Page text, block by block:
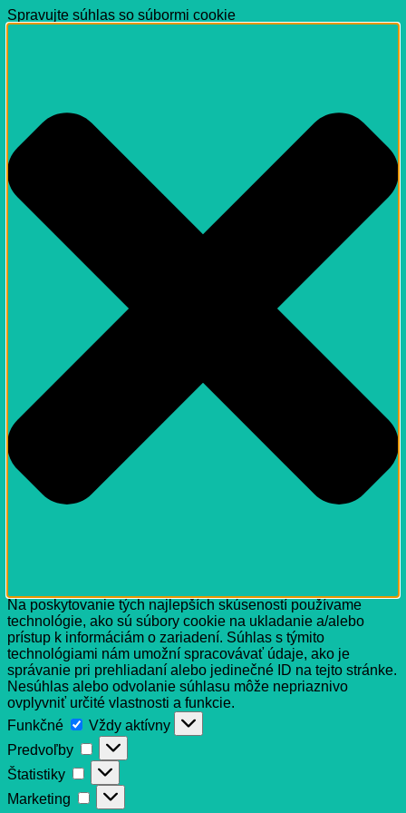
Spravujte súhlas so súbormi cookie
Na poskytovanie tých najlepších skúseností používame
technológie, ako sú súbory cookie na ukladanie a/alebo
prístup k informáciám o zariadení. Súhlas s týmito
technológiami nám umožní spracovávať údaje, ako je
správanie pri prehliadaní alebo jedinečné ID na tejto stránke.
Nesúhlas alebo odvolanie súhlasu môže nepriaznivo
ovplyvniť určité vlastnosti a funkcie.
Funkčné
Funkčné
Vždy aktívny
Predvoľby
Predvoľby
Štatistiky Štatistiky
Marketing Marketing